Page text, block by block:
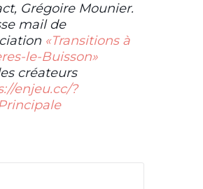
Grégoire Mounier.
mail de
«Transitions à
le-Buisson»
créateurs
enjeu.cc/?